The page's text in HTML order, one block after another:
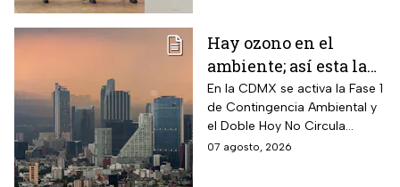
Hay ozono en el
ambiente; así esta la
calidad del aire en
CDMX hoy
En la CDMX se activa la Fase 1
de Contingencia Ambiental y
el Doble Hoy No Circula
cuando hay altos índices de
07 agosto, 2026